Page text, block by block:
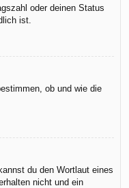
oder deinen Status
ist.
ob und wie die
du den Wortlaut eines
nicht und ein